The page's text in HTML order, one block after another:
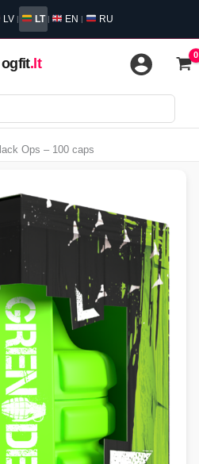
LV | LT | EN | RU
ogfit.lt
Ops – 100 caps